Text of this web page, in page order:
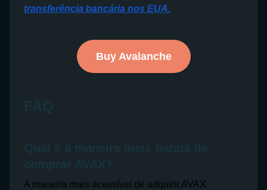
transferência bancária nos EUA.
Buy Avalanche
FAQ
Qual é a maneira mais barata de
comprar AVAX?
A maneira mais acessível de adquirir AVAX